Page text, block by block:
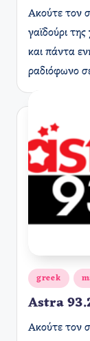
Ακούτε τον
γαϊδούρι
και πάντα
ραδιόφωνο
Αναρτήθηκε
σε
greek
Astra
Ακούτε τον